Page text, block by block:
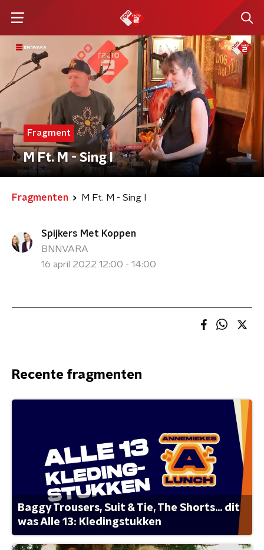
Fragment
M Ft. M - Sing I
Fragmenten M Ft. M - Sing I
Spijkers Met Koppen
BNNVARA
16 april 2022 12:00 - 14:00
Recente fragmenten
Baggy Trousers, Suit & Tie, The Shorts... dit
was Alle 13: Kledingstukken